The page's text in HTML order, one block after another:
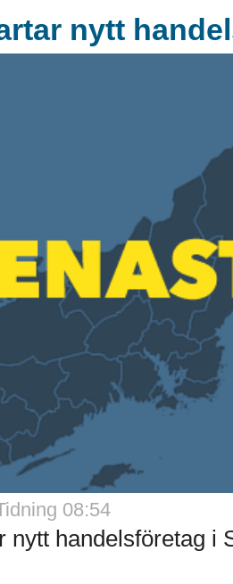
nytt
08:54
nytt handelsföretag i